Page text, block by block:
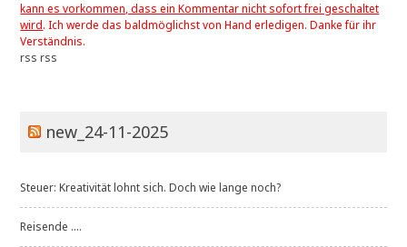
kann es vorkommen, dass ein Kommentar nicht sofort frei geschaltet
wird. Ich werde das baldmöglichst von Hand erledigen. Danke für ihr
Verständnis.
rss rss
new_24-11-2025
Steuer: Kreativität lohnt sich. Doch wie lange noch?
Reisende ....